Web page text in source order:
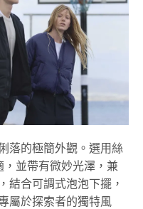
落的極簡外觀。選用絲
，並帶有微妙光澤，兼
結合可調式泡泡下擺，
屬於探索者的獨特風